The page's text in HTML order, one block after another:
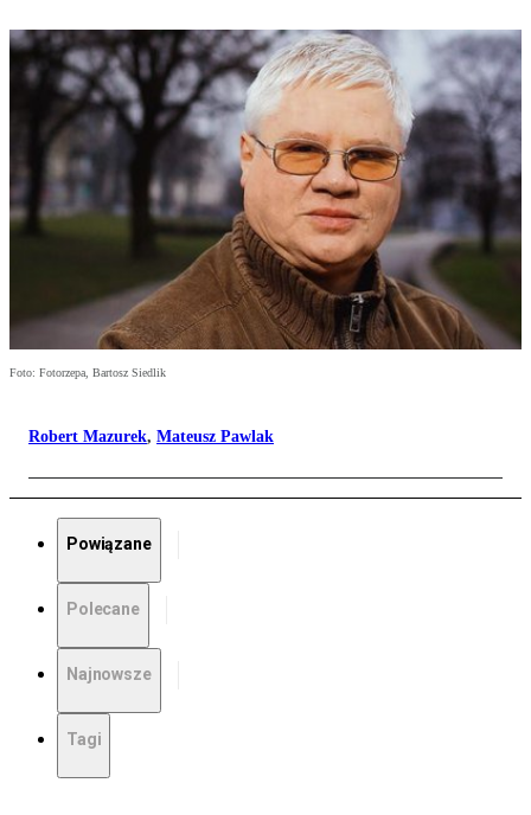
Foto: Fotorzepa, Bartosz Siedlik
Robert Mazurek, Mateusz Pawlak
Powiązane
Polecane
Najnowsze
Tagi